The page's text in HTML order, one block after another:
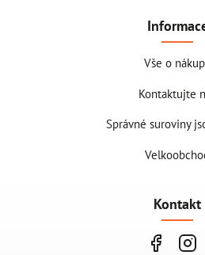
Vše o
Kontaktujte
Správné suroviny
Kontakt